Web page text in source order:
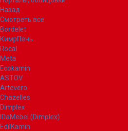
Назад
Смотреть все
Bordelet
КимрПечь
Rocal
Meta
Ecokamin
ASTOV
Artevero
Chazelles
Dimplex
IDaMebel (Dimplex)
EdilKamin